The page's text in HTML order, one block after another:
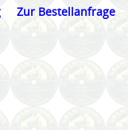
Zur Bestellanfrage